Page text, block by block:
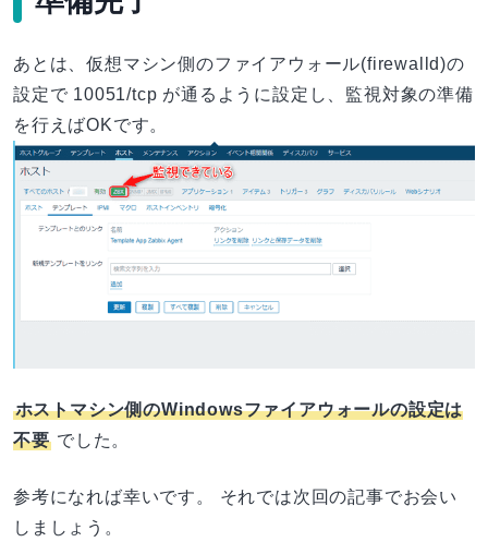
あとは、仮想マシン側のファイアウォール(firewalld)の
設定で 10051/tcp が通るように設定し、監視対象の準備
を行えばOKです。
ホストマシン側のWindowsファイアウォールの設定は
不要 でした。
参考になれば幸いです。 それでは次回の記事でお会い
しましょう。